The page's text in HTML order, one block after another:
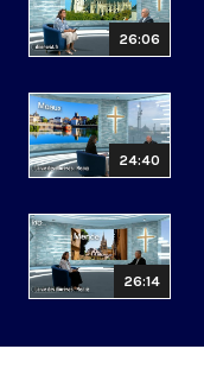
26:06
24:40
26:14